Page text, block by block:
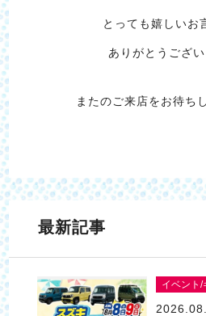
とっても嬉しい
ありがとうござい
またのご来店をお待ち
最新記事
イベント/